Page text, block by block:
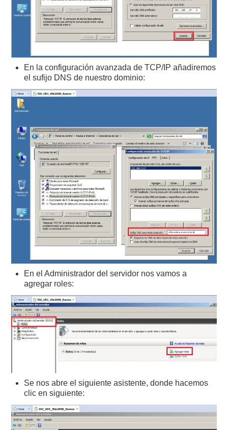
En la configuración avanzada de TCP/IP añadiremos
el sufijo DNS de nuestro dominio:
En el Administrador del servidor nos vamos a
agregar roles:
Se nos abre el siguiente asistente, donde hacemos
clic en siguiente: